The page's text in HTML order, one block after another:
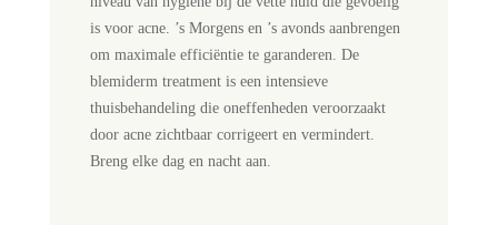
is voor acne. ’s Morgens en ’s avonds aanbrengen
om maximale efficiëntie te garanderen. De
blemiderm treatment is een intensieve
thuisbehandeling die oneffenheden veroorzaakt
door acne zichtbaar corrigeert en vermindert.
Breng elke dag en nacht aan.